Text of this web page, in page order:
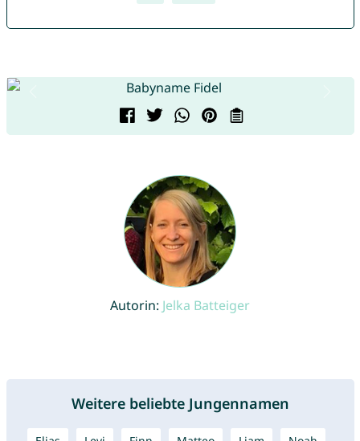
Autorin: Jelka Batteiger
Weitere beliebte Jungennamen